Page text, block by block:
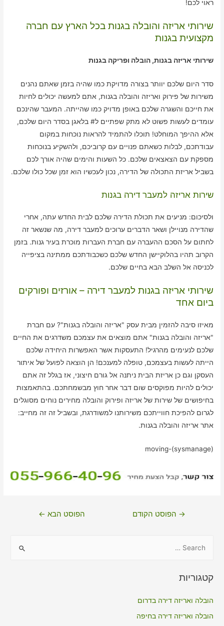
ראוי לכם!
שירותי אריזה והובלה בגנות בכל הארץ עם חברה
מקצועית בגנות
שירותי אריזה בגנות, הובלה ופריקה בגנות
סדר היום שלכם יוותר בצורה מדויקת כמו שהיה בזמן שאתם נהנים
משירות של פירוק ואריזה והובלה בגנות, אתם למעשה יכולים לחיות
את חייכם והשגרה שלכם באופן מדויק כמו שהייתה. המעבר שהינכם
עומדים לעשות פשוט לא מתק שפתיים ל# בלאגן בסדר היום שלכם,
אלא ההיפך המוחלט! תוכלו להתמיד להראות נוכחות במקום
עבודתכם, לבלות כשאתם פנויים עם קרוביכם, ולהשקיע בנוכחות
מספקת עם הצאצאים שלכם. כל השעות והימים שהיה אורך לכם
בשביל אריזת התכולה של הדירה, נכון לעכשיו הוא זמן שכל כולו שלכם.
שירות אריזה למעבר דירה בגנות
ולסיכום: מניעים את תכולת הדירה שלכם לבית החדש עתה, אחרי
שהדירה מנויילן ושאר הדברים ערוכים למעבר דירה, מה שנשאר זה
לחתום על הסכם ההעברה עם חברת העברות מוכרת בעיר גנות. בזמן
הקרוב תהיו בהלוקיישן החדש שלכם כשכבודתכם ממתינה בציפייה
לכניסה אל השלב הבא בחיים שלכם.
שירותי אריזה בגנות למעבר דירה – אורזים ופורקים
ביום אחד
מאיזו סיבה להזמין מבית עסק "אריזה והובלה בגנות"? עם חברת
"אריזה והובלה בגנות" אתם מוצאים את עצמכם משדרגים את החיים
שלכם לנעימים מהרגיל! התעסקות אשר האפשרות היחידה שלכם
הייתה לעשות בעצמכם, טופלה למענכם! הן הוצאה לפועל של איתור
העסקן וגם כן אריזת הבית ניתנה אל גורם חיצוני, אז בגלל זה אתם
יכולים להיות מפוקסים שום דבר אחר חוץ מבשמחתכם. בהתאמצות
בחיפושים של שירות של אריזה ופירוק והובלה מחירים נוחים מסוגלים
לגרום להפיכת חווייתכם משירותנו למשודרגת, ובשביל זה זה מחייב:
אתר אריזה והובלה בגנות.
moving-(sysmanage)
ניווט→ הפוסט הקודם הפוסט הבא ←
r
קטגוריות
הובלה ואריזה דירה בדרום
הובלה ואריזה דירה בחיפה